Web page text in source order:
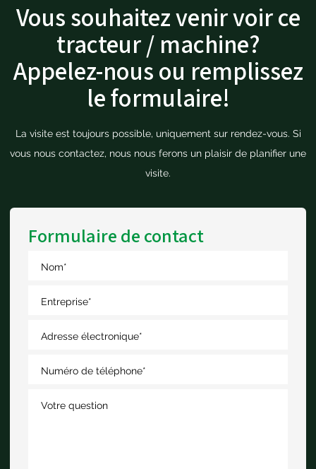
Vous souhaitez venir voir ce
tracteur / machine?
Appelez-nous ou remplissez
le formulaire!
La visite est toujours possible, uniquement sur rendez-vous. Si
vous nous contactez, nous nous ferons un plaisir de planifier une
visite.
Formulaire de contact
Nom*
Entreprise*
Adresse électronique*
Numéro de téléphone*
Votre question